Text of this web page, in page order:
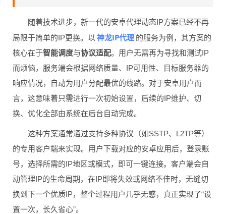
随着技术进步，新一代的安卓代理动态IP方案已经不再
局限于简单的IP更换。以 神龙IP代理 的服务为例，其方案的
核心在于智能调度与协议适配。用户无需再为寻找和测试IP
而烦恼，服务端会根据网络质量、IP可用性、目标服务器的
响应情况，自动为用户分配最优的线路。对于安卓用户而
言，这意味着只需进行一次初始设置，后续的IP维护、切
换、优化全部由系统在后台自动完成。
这种方案通常通过支持多种协议（如SSTP、L2TP等）
的专用客户端来实现。用户下载对应的安卓应用后，登录账
号，选择所需的IP地区或模式，即可一键连接。客户端会自
动管理IP的生命周期，在IP即将失效或网络不佳时，无缝切
换到下一个优质IP，整个过程用户几乎无感，真正实现了“设
置一次，长久省心”。